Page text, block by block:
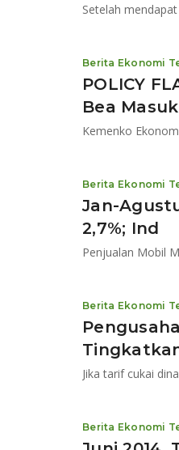
POLICY
Bea
Berita Ekonomi
Jan-
2,7%; Ind
Penjualan Mobil
Berita Ekonomi
Jika tarif cukai
Berita Ekonomi
Berita Ekonomi